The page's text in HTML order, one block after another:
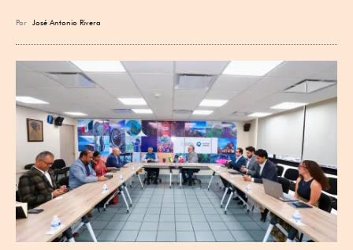
Por José Antonio Rivera